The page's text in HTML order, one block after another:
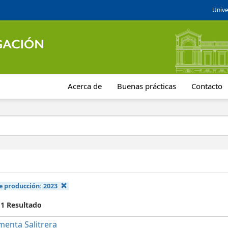
Acerca de Buenas prácticas Contacto
producción: 2023
Resultado
Salitrera